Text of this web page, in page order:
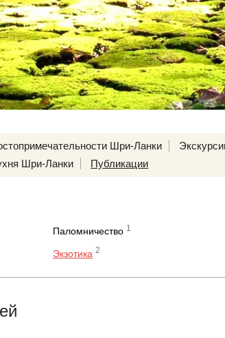
Шри-Ланки
Шри-Ланки
Публикации
Паломничество 1
Экзотика 2